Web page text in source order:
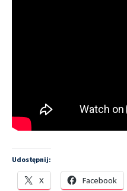
Udostępnij:
X Facebook